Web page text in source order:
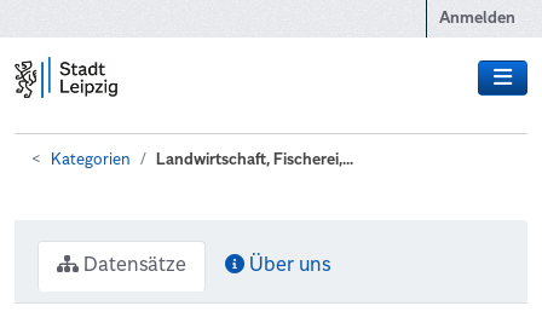
Anmelden
Kategorien Landwirtschaft, Fischerei,...
Datensätze Über uns